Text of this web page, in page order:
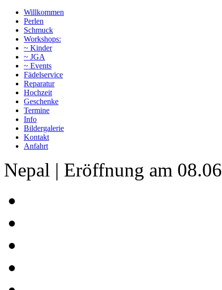
Willkommen
Perlen
Schmuck
Workshops:
~ Kinder
~ JGA
~ Events
Fädelservice
Reparatur
Hochzeit
Geschenke
Termine
Info
Bildergalerie
Kontakt
Anfahrt
Nepal | Eröffnung am